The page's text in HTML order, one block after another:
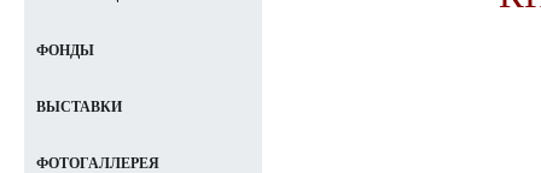
ФОНДЫ
ВЫСТАВКИ
ФОТОГАЛЛЕРЕЯ